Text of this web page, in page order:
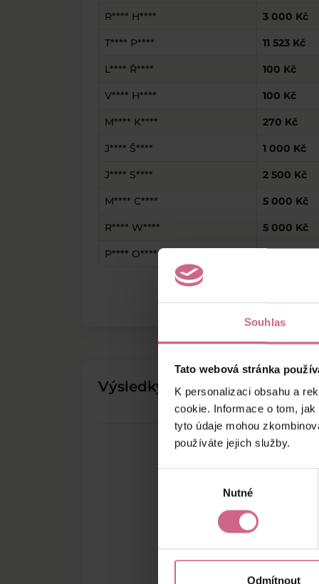
Souhlas
Tato webová stránka
K personalizaci obsahu a
cookie. Informace o tom,
tyto údaje mohou
používáte jejich služby.
Nutné
Odmítnout
R**** H**** 3 000 Kč
T**** P**** 11 523 Kč
L**** Ř**** 100 Kč
V**** H**** 100 Kč
M**** K**** 270 Kč
J**** Š**** 1 000 Kč
J**** S**** 2 500 Kč
M**** C**** 5 000 Kč
R**** W**** 5 000 Kč
P**** O****
Výsledky těžby